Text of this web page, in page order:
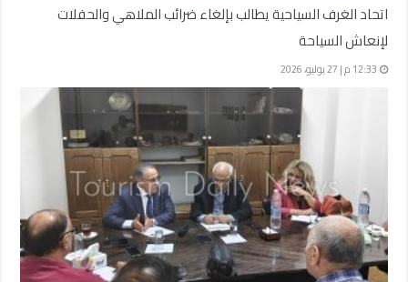
اتحاد الغرف السياحية يطالب بإلغاء ضرائب الملاهي والحفلات
لإنعاش السياحة
12:33 م | 27 يوليو، 2026